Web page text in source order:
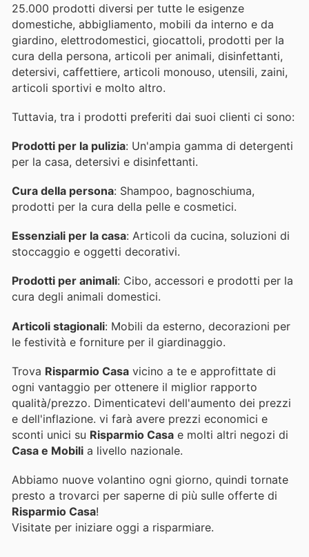
25.000 prodotti diversi per tutte le esigenze
domestiche, abbigliamento, mobili da interno e da
giardino, elettrodomestici, giocattoli, prodotti per la
cura della persona, articoli per animali, disinfettanti,
detersivi, caffettiere, articoli monouso, utensili, zaini,
articoli sportivi e molto altro.
Tuttavia, tra i prodotti preferiti dai suoi clienti ci sono:
Prodotti per la pulizia: Un'ampia gamma di detergenti
per la casa, detersivi e disinfettanti.
Cura della persona: Shampoo, bagnoschiuma,
prodotti per la cura della pelle e cosmetici.
Essenziali per la casa: Articoli da cucina, soluzioni di
stoccaggio e oggetti decorativi.
Prodotti per animali: Cibo, accessori e prodotti per la
cura degli animali domestici.
Articoli stagionali: Mobili da esterno, decorazioni per
le festività e forniture per il giardinaggio.
Trova Risparmio Casa vicino a te e approfittate di
ogni vantaggio per ottenere il miglior rapporto
qualità/prezzo. Dimenticatevi dell'aumento dei prezzi
e dell'inflazione. vi farà avere prezzi economici e
sconti unici su Risparmio Casa e molti altri negozi di
Casa e Mobili a livello nazionale.
Abbiamo nuove volantino ogni giorno, quindi tornate
presto a trovarci per saperne di più sulle offerte di
Risparmio Casa!
Visitate per iniziare oggi a risparmiare.